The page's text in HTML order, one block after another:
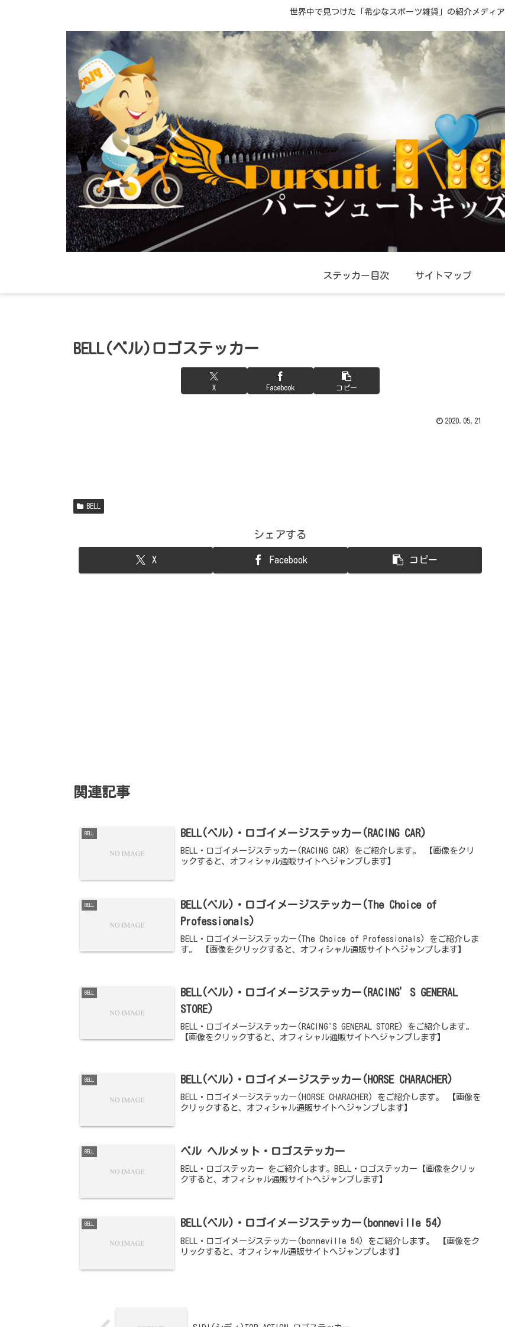
世界中で見つけた「希少なスポーツ雑貨」の紹介メディア
ステッカー目次 サイトマップ
BELL(ベル)ロゴステッカー
X Facebook コピー
2020.05.21
BELL
シェアする
X Facebook コピー
関連記事
BELL BELL(ベル)・ロゴイメージステッカー(RACING CAR)
BELL・ロゴイメージステッカー(RACING CAR) をご紹介します。 【画像をクリ
ックすると、オフィシャル通販サイトへジャンプします】
BELL
BELL(ベル)・ロゴイメージステッカー(The Choice of
Professionals)
BELL・ロゴイメージステッカー(The Choice of Professionals) をご紹介しま
す。 【画像をクリックすると、オフィシャル通販サイトへジャンプします】
BELL
BELL(ベル)・ロゴイメージステッカー(RACING’S GENERAL
STORE)
BELL・ロゴイメージステッカー(RACING'S GENERAL STORE) をご紹介します。
【画像をクリックすると、オフィシャル通販サイトへジャンプします】
BELL BELL(ベル)・ロゴイメージステッカー(HORSE CHARACHER)
BELL・ロゴイメージステッカー(HORSE CHARACHER) をご紹介します。 【画像を
クリックすると、オフィシャル通販サイトへジャンプします】
BELL ベル ヘルメット・ロゴステッカー
BELL・ロゴステッカー をご紹介します。BELL・ロゴステッカー【画像をクリッ
クすると、オフィシャル通販サイトへジャンプします】
BELL BELL(ベル)・ロゴイメージステッカー(bonneville 54)
BELL・ロゴイメージステッカー(bonneville 54) をご紹介します。 【画像をク
リックすると、オフィシャル通販サイトへジャンプします】